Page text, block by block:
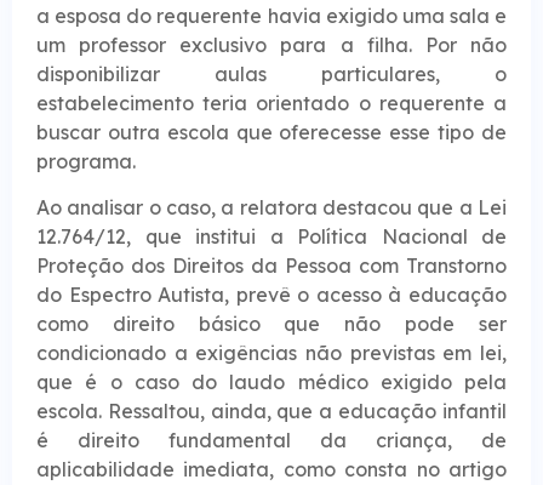
a esposa do requerente havia exigido uma sala e
um professor exclusivo para a filha. Por não
disponibilizar aulas particulares, o
estabelecimento teria orientado o requerente a
buscar outra escola que oferecesse esse tipo de
programa.
Ao analisar o caso, a relatora destacou que a Lei
12.764/12, que institui a Política Nacional de
Proteção dos Direitos da Pessoa com Transtorno
do Espectro Autista, prevê o acesso à educação
como direito básico que não pode ser
condicionado a exigências não previstas em lei,
que é o caso do laudo médico exigido pela
escola. Ressaltou, ainda, que a educação infantil
é direito fundamental da criança, de
aplicabilidade imediata, como consta no artigo